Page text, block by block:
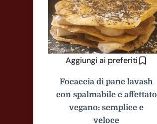
Aggiungi ai preferiti
Focaccia di pane lavash
con spalmabile e affettato
vegano: semplice e
veloce